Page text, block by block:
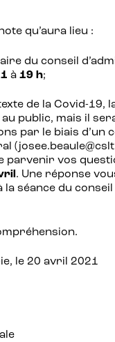
qu’aura lieu :
du conseil
à 19 h;
de la Covid-19,
public, mais il
par le biais d’un
parvenir vos
. Une réponse
la séance du conseil
le 20 avril 2021